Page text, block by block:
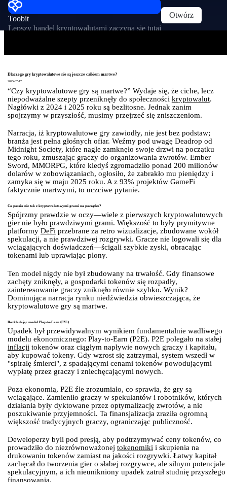
Toobit
Lepszy handel kryptowalutami zaczyna się tutaj
Otwórz
Dlaczego gry kryptowalutowe nie są jeszcze całkiem martwe?
2025-07-17
“Czy kryptowalutowe gry są martwe?” Wydaje się, że ciche, lecz
niepodważalne szepty przeniknęły do społeczności kryptowalut.
Nagłówki z 2024 i 2025 roku są bezlitosne. Jednak zanim
spojrzymy w przyszłość, musimy przejrzeć się zniszczeniom.
Narracja, iż kryptowalutowe gry zawiodły, nie jest bez podstaw;
branża jest pełna głośnych ofiar. Weźmy pod uwagę Deadrop od
Midnight Society, które nagle zamknęło swoje drzwi na początku
tego roku, zmuszając graczy do organizowania zwrotów. Ember
Sword, MMORPG, które kiedyś zgromadziło ponad 200 milionów
dolarów w zobowiązaniach, ogłosiło, że zabrakło mu pieniędzy i
zamyka się w maju 2025 roku. A z 93% projektów GameFi
faktycznie martwymi, to uczciwe pytanie.
Co poszło nie tak z kryptowalutowymi grami na początku?
Spójrzmy prawdzie w oczy—wiele z pierwszych kryptowalutowych
gier nie było prawdziwymi grami. Większość to były prymitywne
platformy DeFiprzebrane za retro wizualizacje, zbudowane wokół
spekulacji, a nie prawdziwej rozgrywki. Gracze nie logowali się dla
wciągających doświadczeń—ścigali szybkie zyski, obracając
tokenami lub uprawiając plony.
Ten model nigdy nie był zbudowany na trwałość. Gdy finansowe
zachęty zniknęły, a gospodarki tokenów się rozpadły,
zainteresowanie graczy zniknęło równie szybko. Wynik?
Dominująca narracja rynku niedźwiedzia obwieszczająca, że
kryptowalutowe gry są martwe.
Rozkładając model Play-to-Earn (P2E)
Upadek był przewidywalnym wynikiem fundamentalnie wadliwego
modelu ekonomicznego: Play-to-Earn (P2E). P2E polegało na stałej
inflacjitokenów oraz ciągłym napływie nowych graczy i kapitału,
aby kupować tokeny. Gdy wzrost się zatrzymał, system wszedł w
"spiralę śmierci", z spadającymi cenami tokenów powodującymi
wypłatę przez graczy i zniechęcającymi nowych.
Poza ekonomią, P2E źle zrozumiało, co sprawia, że gry są
wciągające. Zamieniło graczy w spekulantów i robotników, których
działania były dyktowane przez optymalizację zwrotów, a nie
poszukiwanie przyjemności. Ta finansjalizacja zraziła ogromną
większość tradycyjnych graczy, ograniczając publiczność.
Deweloperzy byli pod presją, aby podtrzymywać ceny tokenów, co
prowadziło do niezrównoważonej tokenomikii skupienia na
drukowaniu tokenów zamiast na jakości rozgrywki. Łatwy kapitał
zachęcał do tworzenia gier o słabej rozgrywce, ale silnym potencjale
spekulacyjnym, a ich nieunikniony upadek zatruł studnię przyszłego
finansowania.